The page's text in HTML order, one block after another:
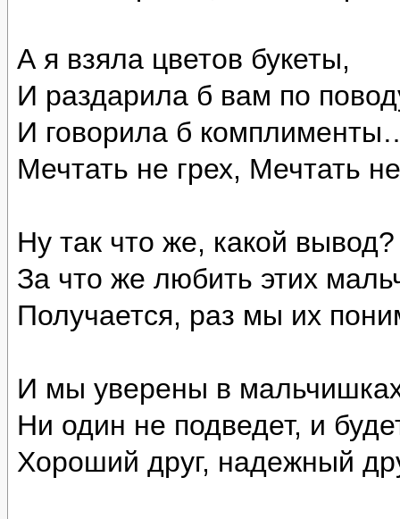
А я взяла цветов букеты,
И раздарила б вам по
И говорила б
Мечтать не грех, Мечтать
Ну так что же, какой вывод?
За что же любить этих
Получается, раз мы их
И мы уверены в
Ни один не подведет, и
Хороший друг, надежный